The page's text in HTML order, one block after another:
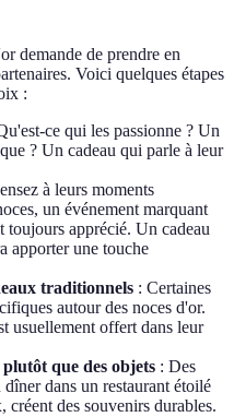
demande de prendre en
Voici quelques étapes
:
ce qui les passionne ? Un
? Un cadeau qui parle à leur
à leurs moments
un événement marquant
toujours apprécié. Un cadeau
apporter une touche
traditionnels : Certaines
autour des noces d'or.
usuellement offert dans leur
que des objets : Des
dans un restaurant étoilé
des souvenirs durables.